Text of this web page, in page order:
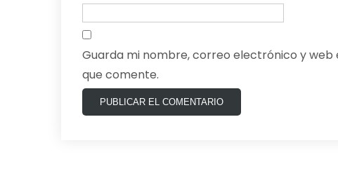
Guarda mi nombre, correo electrónico y
que comente.